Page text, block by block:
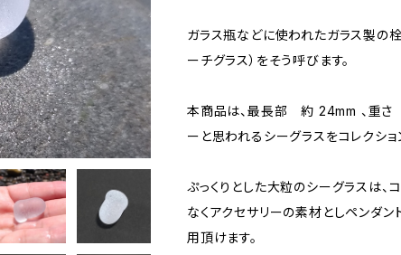
ガラス瓶などに使われたガラス製の
ーチグラス）をそう呼びます。
本商品は、最長部 約 24mm 、重
ーと思われるシーグラスをコレクショ
ぷっくりとした大粒のシーグラスは、
なくアクセサリーの素材としペンダン
用頂けます。